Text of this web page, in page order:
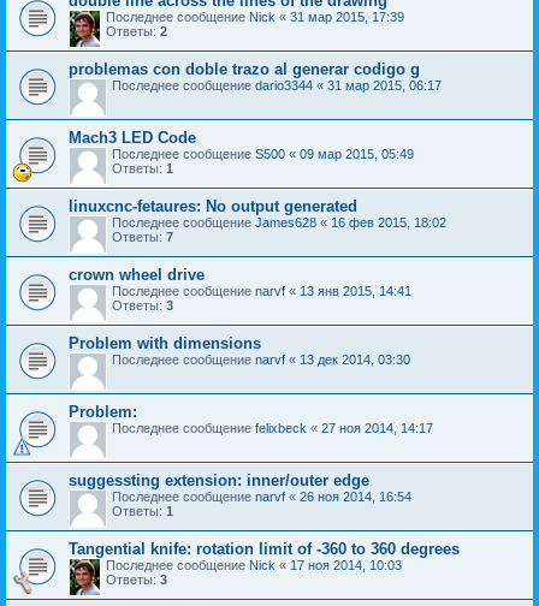
Последнее сообщение Nick « 31 мар 2015, 17:39
Ответы: 2
problemas con doble trazo al generar codigo g
Последнее сообщение dario3344 « 31 мар 2015, 06:17
Mach3 LED Code
Последнее сообщение S500 « 09 мар 2015, 05:49
Ответы: 1
linuxcnc-fetaures: No output generated
Последнее сообщение James628 « 16 фев 2015, 18:02
Ответы: 7
crown wheel drive
Последнее сообщение narvf « 13 янв 2015, 14:41
Ответы: 3
Problem with dimensions
Последнее сообщение narvf « 13 дек 2014, 03:30
Problem:
Последнее сообщение felixbeck « 27 ноя 2014, 14:17
suggessting extension: inner/outer edge
Последнее сообщение narvf « 26 ноя 2014, 16:54
Ответы: 1
Tangential knife: rotation limit of -360 to 360 degrees
Последнее сообщение Nick « 17 ноя 2014, 10:03
Ответы: 3